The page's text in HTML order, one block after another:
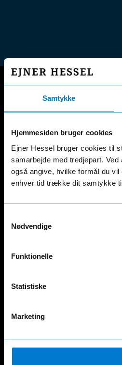
Samtykke
Hjemmesiden bruger cookies
Ejner Hessel bruger cookies til
samarbejde med tredjepart.
også angive, hvilke formål du
enhver tid trække dit samtykke
Nødvendige
Funktionelle
Statistiske
Marketing
Anhængere
CMT 3-akslet 24 tons tipkærre
CMT 3-akslet
overføringsanhænger
CMT 4-akslet 37 m³ tiptrailer
CMT 4-akslet 60 m³ tiptrailer
CMT 4-akslet asfalttrailer
Mercedes-Benz varebiler
Citan kassevogn
eSprinter kassevogn
Sprinter Tourer
Vito kassevogn
Renault varebiler